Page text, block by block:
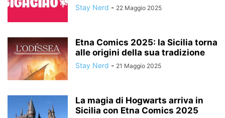
Stay Nerd - 22 Maggio 2025
Etna Comics 2025: la Sicilia torna
alle origini della sua tradizione
Stay Nerd - 21 Maggio 2025
La magia di Hogwarts arriva in
Sicilia con Etna Comics 2025